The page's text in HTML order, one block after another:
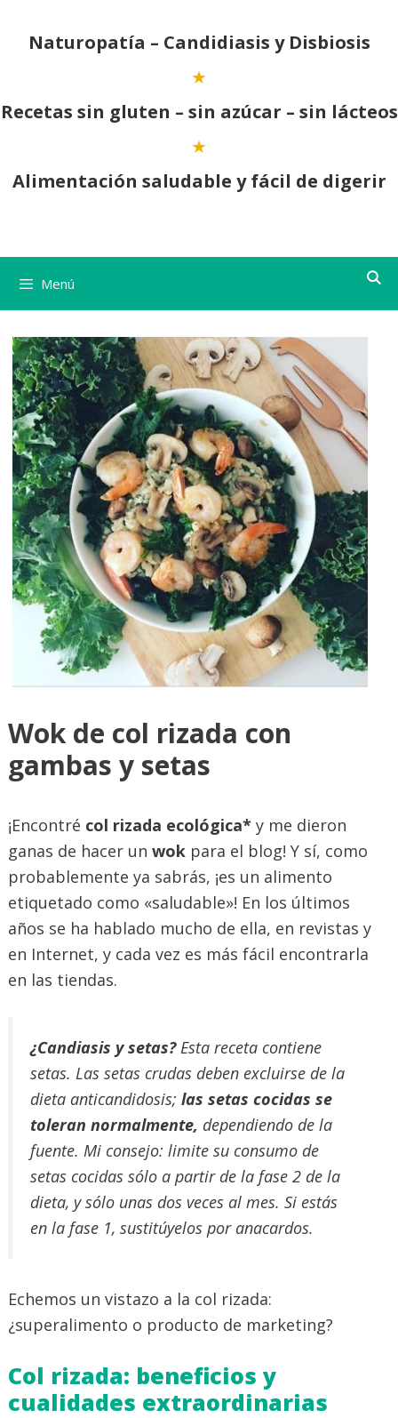
contenido
Naturopatía – Candidiasis y Disbiosis
Recetas sin gluten – sin azúcar – sin lácteos
Alimentación saludable y fácil de digerir
Menú
Wok de col rizada con
gambas y setas
¡Encontré col rizada ecológica* y me dieron
ganas de hacer un wok para el blog! Y sí, como
probablemente ya sabrás, ¡es un alimento
etiquetado como «saludable»! En los últimos
años se ha hablado mucho de ella, en revistas y
en Internet, y cada vez es más fácil encontrarla
en las tiendas.
¿Candiasis y setas?Esta receta contiene
setas. Las setas crudas deben excluirse de la
dieta anticandidosis; las setas cocidas se
toleran normalmente, dependiendo de la
fuente. Mi consejo: limite su consumo de
setas cocidas sólo a partir de la fase 2 de la
dieta, y sólo unas dos veces al mes. Si estás
en la fase 1, sustitúyelos por anacardos.
Echemos un vistazo a la col rizada:
¿superalimento o producto de marketing?
Col rizada: beneficios y
cualidades extraordinarias